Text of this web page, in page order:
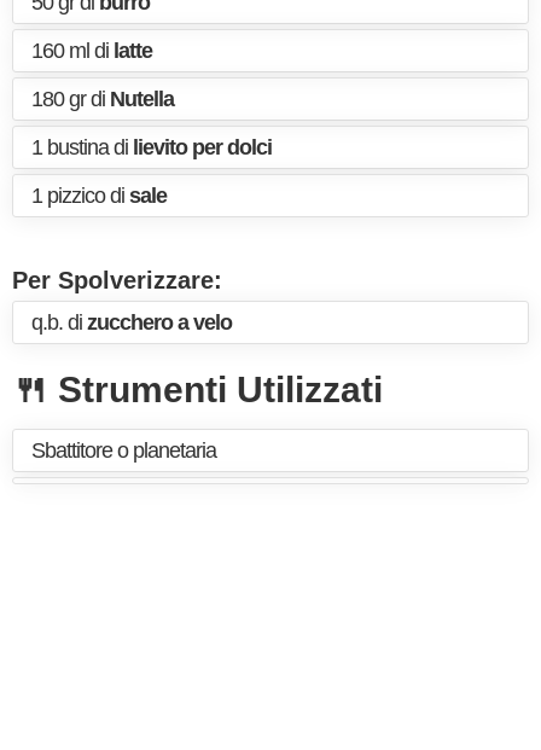
160 ml di latte
180 gr di Nutella
1 bustina di lievito per dolci
1 pizzico di sale
Per Spolverizzare:
q.b. di zucchero a velo
🍴 Strumenti Utilizzati
Sbattitore o planetaria